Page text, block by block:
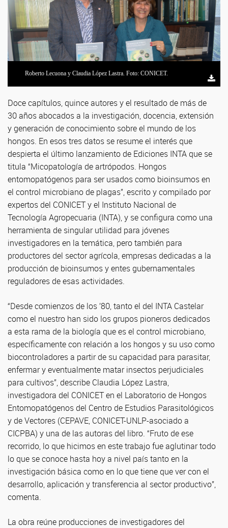
Roberto Lecuona y Claudia López Lastra. Foto: CONICET.
Roberto Lecuona y Claudia López Lastra. Foto: CONICET.
Doce capítulos, quince autores y el resultado de más de
30 años abocados a la investigación, docencia, extensión
y generación de conocimiento sobre el mundo de los
hongos. En esos tres datos se resume el interés que
despierta el último lanzamiento de Ediciones INTA que se
titula “Micopatología de artrópodos. Hongos
entomopatógenos para ser usados como bioinsumos en
el control microbiano de plagas”, escrito y compilado por
expertos del CONICET y el Instituto Nacional de
Tecnología Agropecuaria (INTA), y se configura como una
herramienta de singular utilidad para jóvenes
investigadores en la temática, pero también para
productores del sector agrícola, empresas dedicadas a la
producción de bioinsumos y entes gubernamentales
reguladores de esas actividades.
“Desde comienzos de los ’80, tanto el del INTA Castelar
como el nuestro han sido los grupos pioneros dedicados
a esta rama de la biología que es el control microbiano,
específicamente con relación a los hongos y su uso como
biocontroladores a partir de su capacidad para parasitar,
enfermar y eventualmente matar insectos perjudiciales
para cultivos”, describe Claudia López Lastra,
investigadora del CONICET en el Laboratorio de Hongos
Entomopatógenos del Centro de Estudios Parasitológicos
y de Vectores (CEPAVE, CONICET-UNLP-asociado a
CICPBA) y una de las autoras del libro. “Fruto de ese
recorrido, lo que hicimos en este trabajo fue aglutinar todo
lo que se conoce hasta hoy a nivel país tanto en la
investigación básica como en lo que tiene que ver con el
desarrollo, aplicación y transferencia al sector productivo”,
comenta.
La obra reúne producciones de investigadores del